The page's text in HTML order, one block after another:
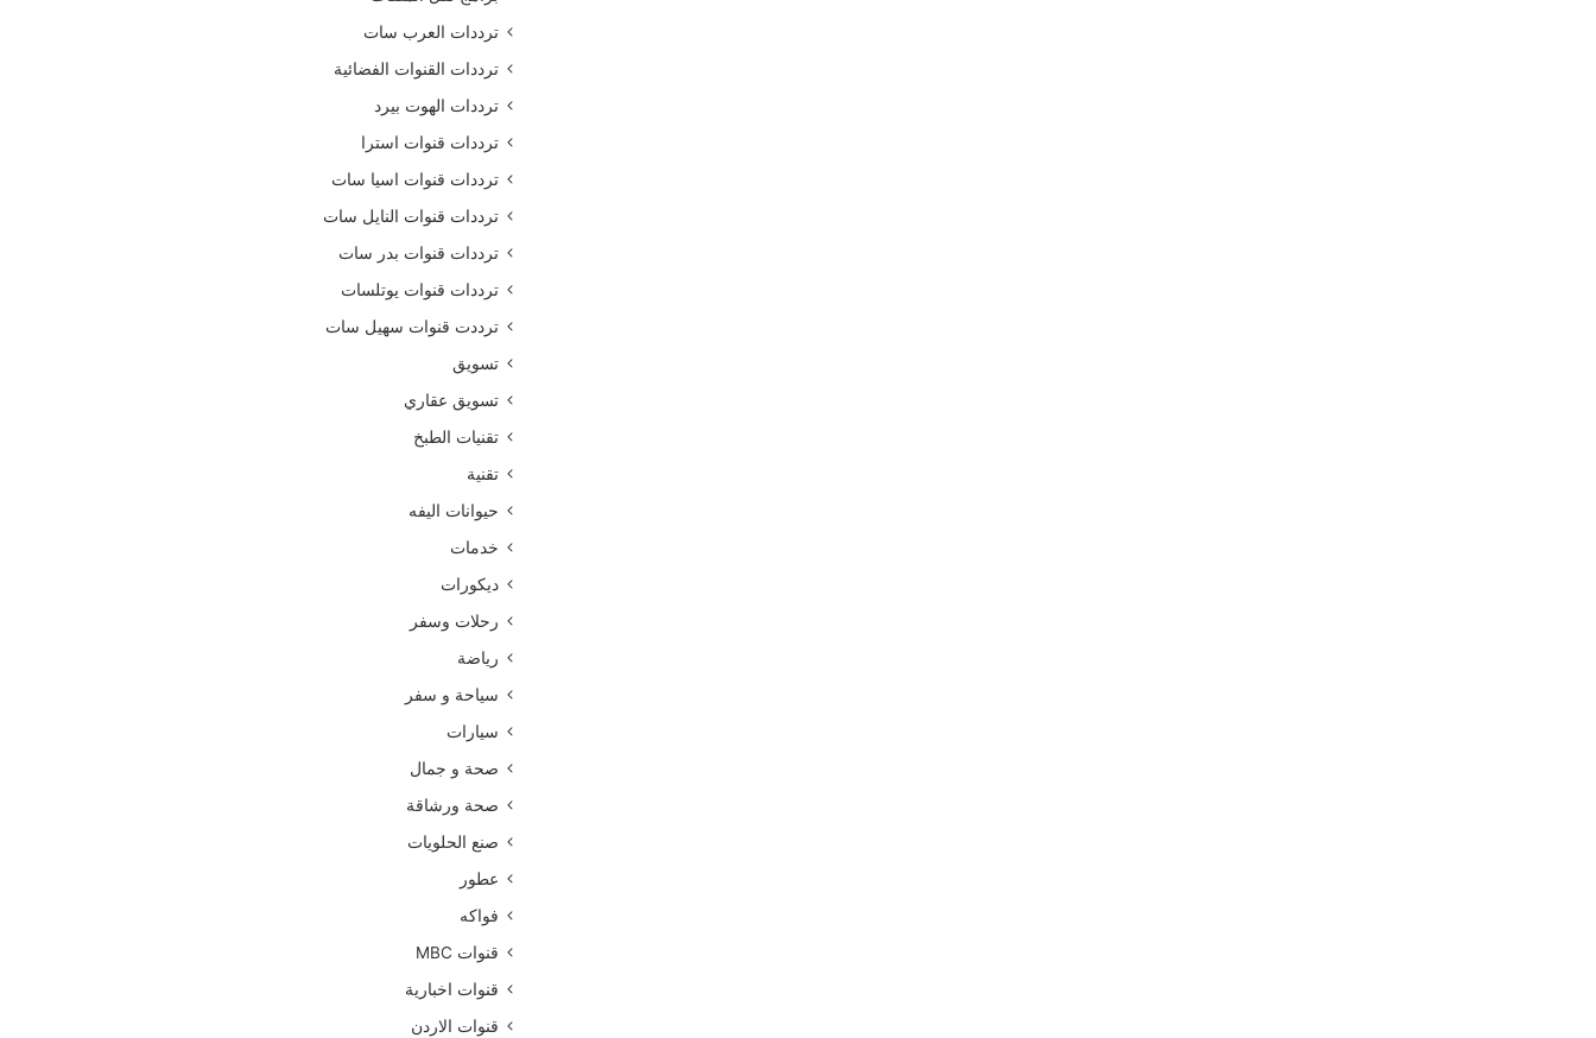
ترددات العرب سات
ترددات القنوات الفضائية
ترددات الهوت بيرد
ترددات قنوات استرا
ترددات قنوات اسيا سات
ترددات قنوات النايل سات
ترددات قنوات بدر سات
ترددات قنوات يوتلسات
ترددت قنوات سهيل سات
تسويق
تسويق عقاري
تقنيات الطبخ
تقنية
حيوانات اليفه
خدمات
ديكورات
رحلات وسفر
رياضة
سياحة و سفر
سيارات
صحة و جمال
صحة ورشاقة
صنع الحلويات
عطور
فواكه
قنوات MBC
قنوات اخبارية
قنوات الاردن